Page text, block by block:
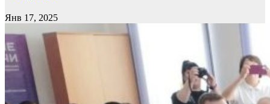
Янв 17, 2025